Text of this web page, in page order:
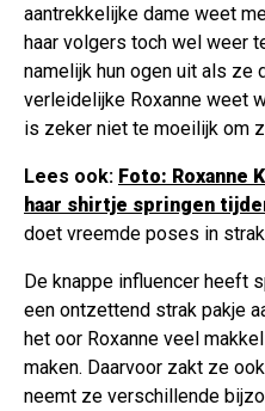
aantrekkelijke dame weet
haar volgers toch wel weer
namelijk hun ogen uit als ze
verleidelijke Roxanne weet
is zeker niet te moeilijk om
Lees ook: Foto: Roxanne
haar shirtje springen
doet vreemde poses in
De knappe influencer heeft
een ontzettend strak pakje
het oor Roxanne veel
maken. Daarvoor zakt ze
neemt ze verschillende